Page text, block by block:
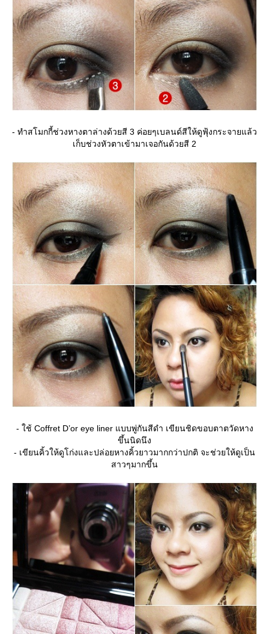
- ทำสโมกกี้ช่วงหางตาล่างด้วยสี 3 ค่อยๆเบลนด์สีให้ดูฟุ้งกระจายแล้ว
เก็บช่วงหัวตาเข้ามาเจอกันด้วยสี 2
- ใช้ Coffret D’or eye liner แบบพู่กันสีดำ เขียนชิดขอบตาตวัดหาง
ขึ้นนิดนึง
- เขียนคิ้วให้ดูโก่งและปล่อยหางคิ้วยาวมากกว่าปกติ จะช่วยให้ดูเป็น
สาวๆมากขึ้น